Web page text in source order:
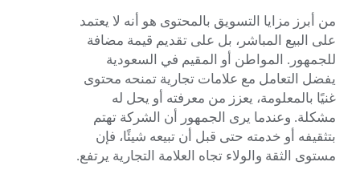
من أبرز مزايا التسويق بالمحتوى هو أنه لا يعتمد
على البيع المباشر، بل على تقديم قيمة مضافة
للجمهور. المواطن أو المقيم في السعودية
يفضل التعامل مع علامات تجارية تمنحه محتوى
غنيًا بالمعلومة، يعزز من معرفته أو يحل له
مشكلة. وعندما يرى الجمهور أن الشركة تهتم
بتثقيفه أو خدمته حتى قبل أن تبيعه شيئًا، فإن
مستوى الثقة والولاء تجاه العلامة التجارية يرتفع.